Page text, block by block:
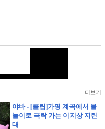
더보기
야바 - [클립]가평 계곡에서 물
놀이로 극락 가는 이지상 지린
대